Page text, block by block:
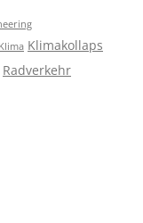
Klima Klimakollaps
Radverkehr